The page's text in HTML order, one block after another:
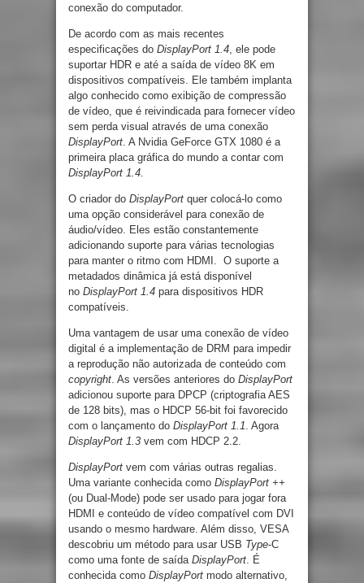
conexão do computador.
De acordo com as mais recentes
especificações do DisplayPort 1.4, ele pode
suportar HDR e até a saída de vídeo 8K em
dispositivos compatíveis. Ele também implanta
algo conhecido como exibição de compressão
de vídeo, que é reivindicada para fornecer vídeo
sem perda visual através de uma conexão
DisplayPort. A Nvidia GeForce GTX 1080 é a
primeira placa gráfica do mundo a contar com
DisplayPort 1.4.
O criador do DisplayPort quer colocá-lo como
uma opção considerável para conexão de
áudio/vídeo. Eles estão constantemente
adicionando suporte para várias tecnologias
para manter o ritmo com HDMI. O suporte a
metadados dinâmica já está disponível
no DisplayPort 1.4 para dispositivos HDR
compatíveis.
Uma vantagem de usar uma conexão de vídeo
digital é a implementação de DRM para impedir
a reprodução não autorizada de conteúdo com
copyright. As versões anteriores do DisplayPort
adicionou suporte para DPCP (criptografia AES
de 128 bits), mas o HDCP 56-bit foi favorecido
com o lançamento do DisplayPort 1.1. Agora
DisplayPort 1.3 vem com HDCP 2.2.
DisplayPort vem com várias outras regalias.
Uma variante conhecida como DisplayPort ++
(ou Dual-Mode) pode ser usado para jogar fora
HDMI e conteúdo de vídeo compatível com DVI
usando o mesmo hardware. Além disso, VESA
descobriu um método para usar USB Type-C
como uma fonte de saída DisplayPort. É
conhecida como DisplayPort modo alternativo,